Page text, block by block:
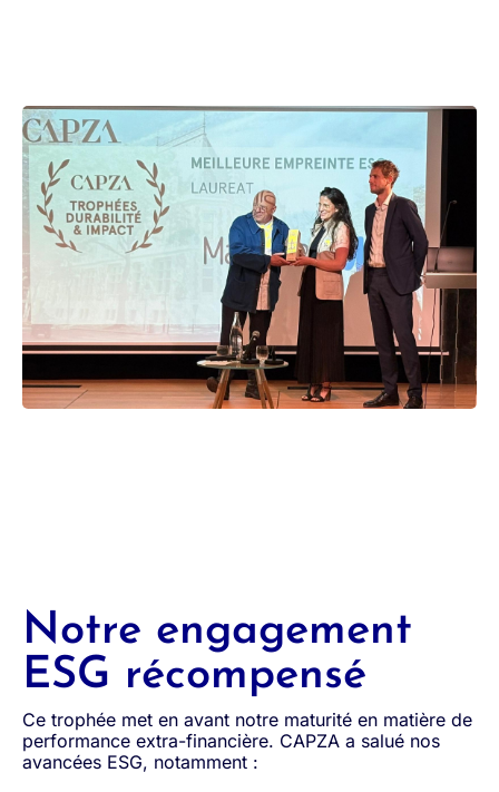
Notre engagement
ESG récompensé
Ce trophée met en avant notre maturité en matière de
performance extra-financière. CAPZA a salué nos
avancées ESG, notamment :